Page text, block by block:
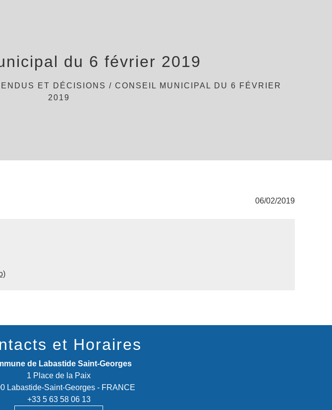
du 6 février 2019
ET DÉCISIONS /CONSEIL MUNICIPAL DU 6 FÉVRIER
2019
06/02/2019
et Horaires
de Labastide Saint-Georges
1 Place de la Paix
Labastide-Saint-Georges - FRANCE
+33 5 63 58 06 13